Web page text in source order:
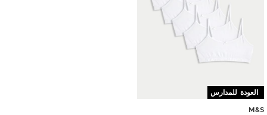
العودة للمدارس
M&S